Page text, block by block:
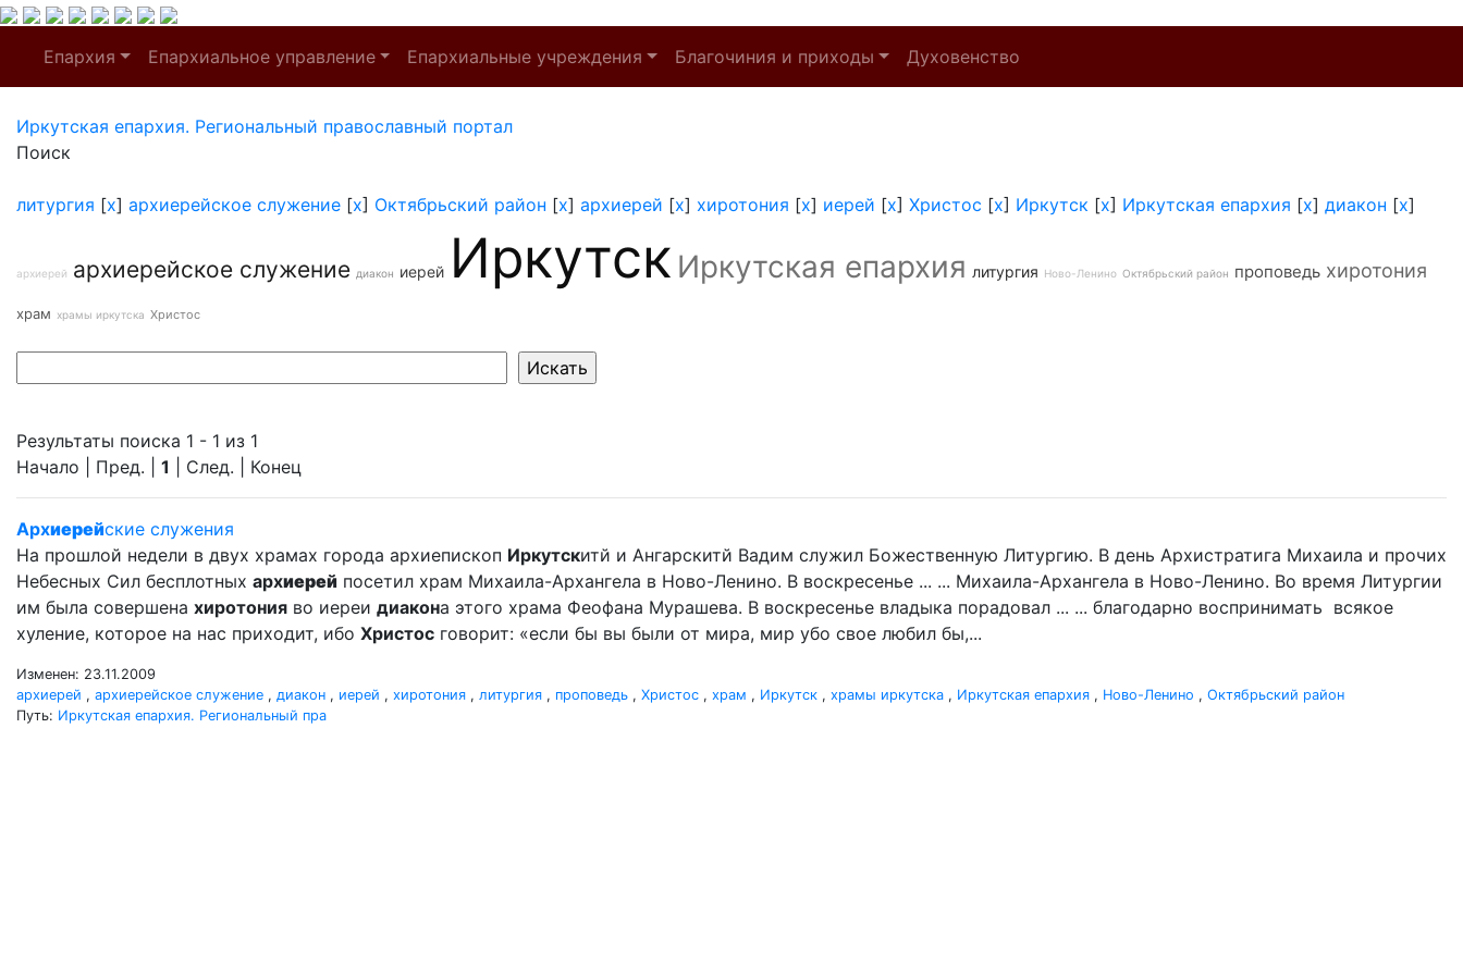
Епархия Епархиальное управление Епархиальные учреждения Благочиния и приходы Духовенство
Иркутская епархия. Региональный православный портал
Поиск
литургия [x] архиерейское служение [x] Октябрьский район [x] архиерей [x] хиротония [x] иерей [x] Христос [x] Иркутск [x] Иркутская епархия [x] диакон [x]
архиерей архиерейское служение диакон иерей Иркутск Иркутская епархия литургия Ново-Ленино Октябрьский район проповедь хиротония
храм храмы иркутска Христос
Результаты поиска 1 - 1 из 1
Начало | Пред. | 1 | След. | Конец
Архиерейские служения
На прошлой недели в двух храмах города архиепископ Иркутскитй и Ангарскитй Вадим служил Божественную Литургию. В день Архистратига Михаила и прочих
Небесных Сил бесплотных архиерей посетил храм Михаила-Архангела в Ново-Ленино. В воскресенье ... ... Михаила-Архангела в Ново-Ленино. Во время Литургии
им была совершена хиротония во иереи диакона этого храма Феофана Мурашева. В воскресенье владыка порадовал ... ... благодарно воспринимать всякое
хуление, которое на нас приходит, ибо Христос говорит: «если бы вы были от мира, мир убо свое любил бы,...
Изменен: 23.11.2009
архиерей , архиерейское служение , диакон , иерей , хиротония , литургия , проповедь , Христос , храм , Иркутск , храмы иркутска , Иркутская епархия , Ново-Ленино , Октябрьский район
Путь: Иркутская епархия. Региональный пра